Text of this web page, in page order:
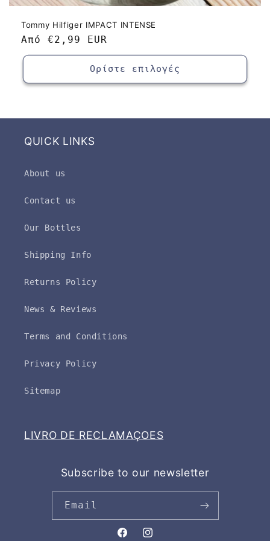
Tommy Hilfiger IMPACT INTENSE
Κανονική
τιμή
Από €2,99 EUR
Ορίστε επιλογές
QUICK LINKS
About us
Contact us
Our Bottles
Shipping Info
Returns Policy
News & Reviews
Terms and Conditions
Privacy Policy
Sitemap
LIVRO DE RECLAMAÇOES
Subscribe to our newsletter
Email
FacebookInstagram